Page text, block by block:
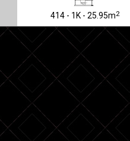
414 - 1K - 25.95m2